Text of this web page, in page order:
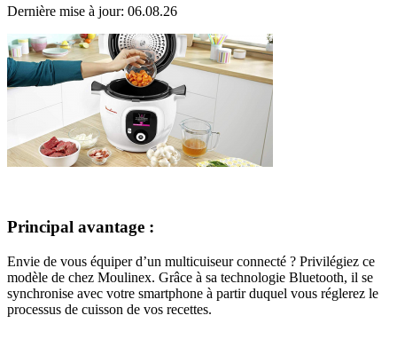
Dernière mise à jour: 06.08.26
Principal avantage :
Envie de vous équiper d’un multicuiseur connecté ? Privilégiez ce
modèle de chez Moulinex. Grâce à sa technologie Bluetooth, il se
synchronise avec votre smartphone à partir duquel vous réglerez le
processus de cuisson de vos recettes.